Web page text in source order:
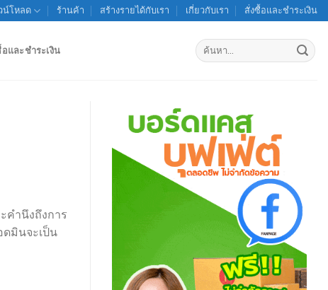
น์โหลด ร้านค้า สร้างรายได้กับเรา เกี่ยวกับเรา สั่งซื้อและชำระเงิน
และชำระเงิน
ค้นหา:
คำนึงถึงการ
ดมินจะเป็น